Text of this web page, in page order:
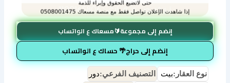
إنضم إلى مجموعة🔰مسعاك ع الواتساب
إنضم إلى حراج🌴 حساك ع الواتساب
نوع العقار:بيت التصنيف الفرعي:دور